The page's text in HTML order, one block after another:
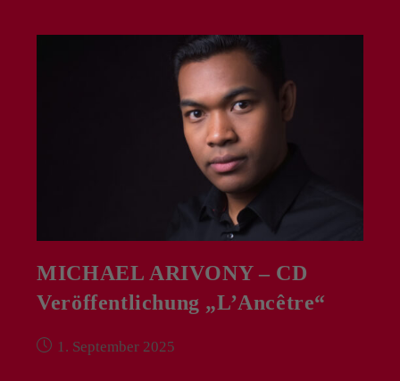
MICHAEL ARIVONY – CD
Veröffentlichung „L’Ancêtre“
Beitrag1. September 2025